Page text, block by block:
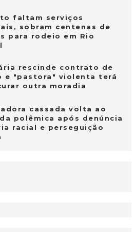
faltam serviços
sobram centenas de
para rodeio em Rio
rescinde contrato de
e "pastora" violenta terá
outra moradia
cassada volta ao
polêmica após denúncia
racial e perseguição